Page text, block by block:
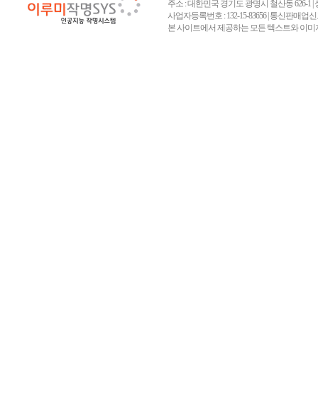
주소 : 대한민국 경기도 광명시 철산동 626-1 |
사업자등록번호 : 132-15-83656 | 통신판매업
본 사이트에서 제공하는 모든 텍스트와 이